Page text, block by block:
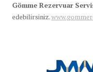
Gömme Rezervuar
edebilirsiniz.